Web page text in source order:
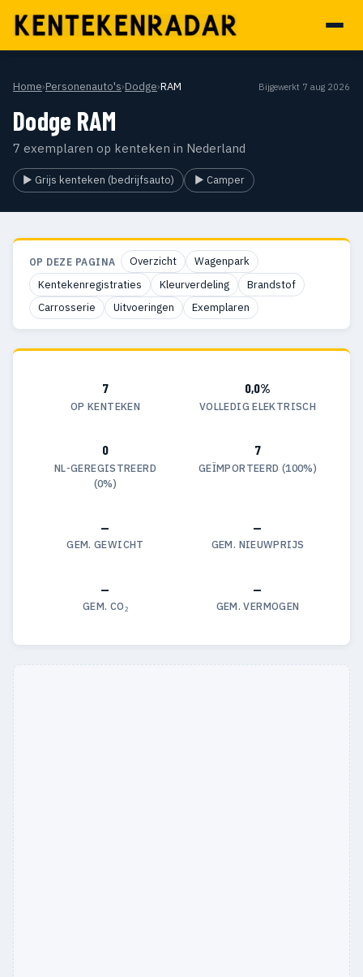
Home›Personenauto's›Dodge›RAM Bijgewerkt 7 aug 2026
Dodge RAM
7 exemplaren op kenteken in Nederland
▶ Grijs kenteken (bedrijfsauto) ▶ Camper
OP DEZE PAGINA Overzicht
Wagenpark
Kentekenregistraties
Kleurverdeling
Brandstof
Carrosserie
Uitvoeringen Exemplaren
7
OP KENTEKEN
0,0%
VOLLEDIG ELEKTRISCH
0
NL-GEREGISTREERD
(0%)
7
GEÏMPORTEERD (100%)
—
GEM. GEWICHT
—
GEM. NIEUWPRIJS
—
GEM. CO₂
—
GEM. VERMOGEN